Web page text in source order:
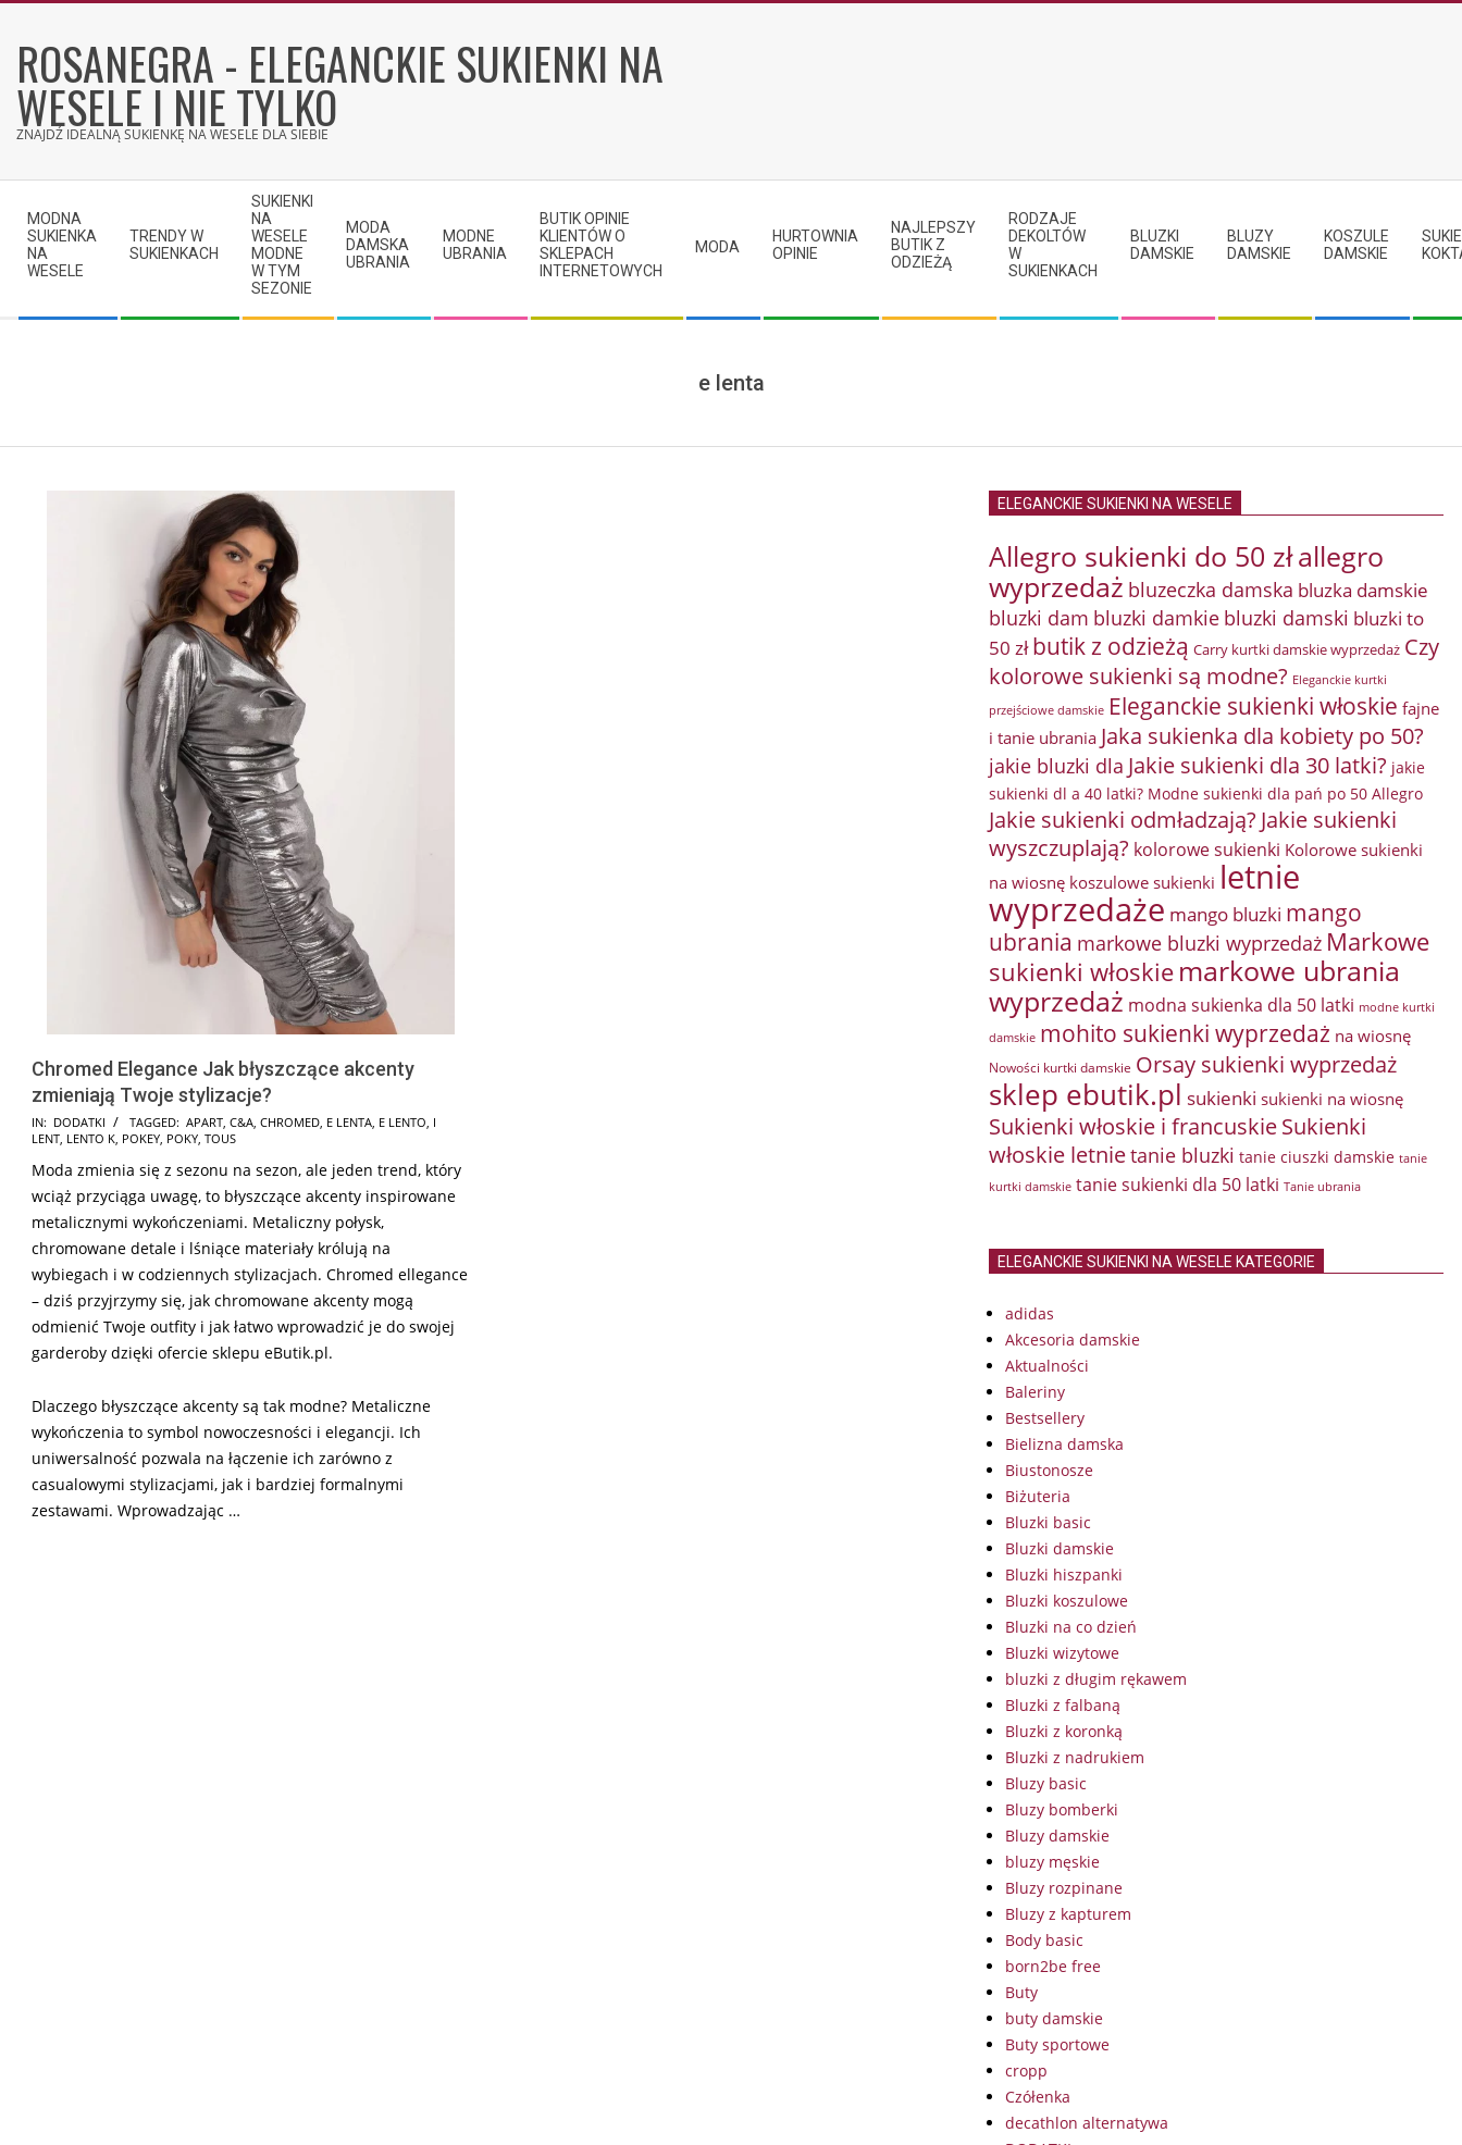
contentROSANEGRA - ELEGANCKIE SUKIENKI NA
WESELE I NIE TYLKO
ZNAJDŹ IDEALNĄ SUKIENKĘ NA WESELE DLA SIEBIE
Navigation
Menu
MODNA
SUKIENKA
NA
WESELE
TRENDY W
SUKIENKACH
SUKIENKI
NA
WESELE
MODNE
W TYM
SEZONIE
MODA
DAMSKA
UBRANIA
MODNE
UBRANIA
BUTIK OPINIE
KLIENTÓW O
SKLEPACH
INTERNETOWYCH
MODA
HURTOWNIA
OPINIE
NAJLEPSZY
BUTIK Z
ODZIEŻĄ
RODZAJE
DEKOLTÓW
W
SUKIENKACH
BLUZKI
DAMSKIE
BLUZY
DAMSKIE
KOSZULE
DAMSKIE
e lenta
Chromed Elegance Jak błyszczące akcenty
zmieniają Twoje stylizacje?
2025-
01-
05
IN: DODATKI TAGGED: APART, C&A, CHROMED, E LENTA, E LENTO, I
LENT, LENTO K, POKEY, POKY, TOUS
Moda zmienia się z sezonu na sezon, ale jeden trend, który
wciąż przyciąga uwagę, to błyszczące akcenty inspirowane
metalicznymi wykończeniami. Metaliczny połysk,
chromowane detale i lśniące materiały królują na
wybiegach i w codziennych stylizacjach. Chromed ellegance
– dziś przyjrzymy się, jak chromowane akcenty mogą
odmienić Twoje outfity i jak łatwo wprowadzić je do swojej
garderoby dzięki ofercie sklepu eButik.pl.
Dlaczego błyszczące akcenty są tak modne? Metaliczne
wykończenia to symbol nowoczesności i elegancji. Ich
uniwersalność pozwala na łączenie ich zarówno z
casualowymi stylizacjami, jak i bardziej formalnymi
zestawami. Wprowadzając …
ELEGANCKIE SUKIENKI NA WESELE
Allegro sukienki do 50 złallegro
wyprzedaż bluzeczka damska bluzka damskie
bluzki dam bluzki damkie bluzki damski bluzki to
50 zł butik z odzieżą Carry kurtki damskie wyprzedaż Czy
kolorowe sukienki są modne? Eleganckie kurtki
przejściowe damskie Eleganckie sukienki włoskie fajne
i tanie ubrania Jaka sukienka dla kobiety po 50?
jakie bluzki dla Jakie sukienki dla 30 latki? jakie
sukienki dl a 40 latki? Modne sukienki dla pań po 50 Allegro
Jakie sukienki odmładzają? Jakie sukienki
wyszczuplają? kolorowe sukienki Kolorowe sukienki
na wiosnę koszulowe sukienki letnie
wyprzedaże mango bluzki mango
ubrania markowe bluzki wyprzedaż Markowe
sukienki włoskie markowe ubrania
wyprzedaż modna sukienka dla 50 latki modne kurtki
damskie mohito sukienki wyprzedaż na wiosnę
Nowości kurtki damskie Orsay sukienki wyprzedaż
sklep ebutik.pl sukienki sukienki na wiosnę
Sukienki włoskie i francuskieSukienki
włoskie letnietanie bluzki tanie ciuszki damskie tanie
kurtki damskie tanie sukienki dla 50 latki Tanie ubrania
ELEGANCKIE SUKIENKI NA WESELE KATEGORIE
adidas
Akcesoria damskie
Aktualności
Baleriny
Bestsellery
Bielizna damska
Biustonosze
Biżuteria
Bluzki basic
Bluzki damskie
Bluzki hiszpanki
Bluzki koszulowe
Bluzki na co dzień
Bluzki wizytowe
bluzki z długim rękawem
Bluzki z falbaną
Bluzki z koronką
Bluzki z nadrukiem
Bluzy basic
Bluzy bomberki
Bluzy damskie
bluzy męskie
Bluzy rozpinane
Bluzy z kapturem
Body basic
born2be free
Buty
buty damskie
Buty sportowe
cropp
Czółenka
decathlon alternatywa